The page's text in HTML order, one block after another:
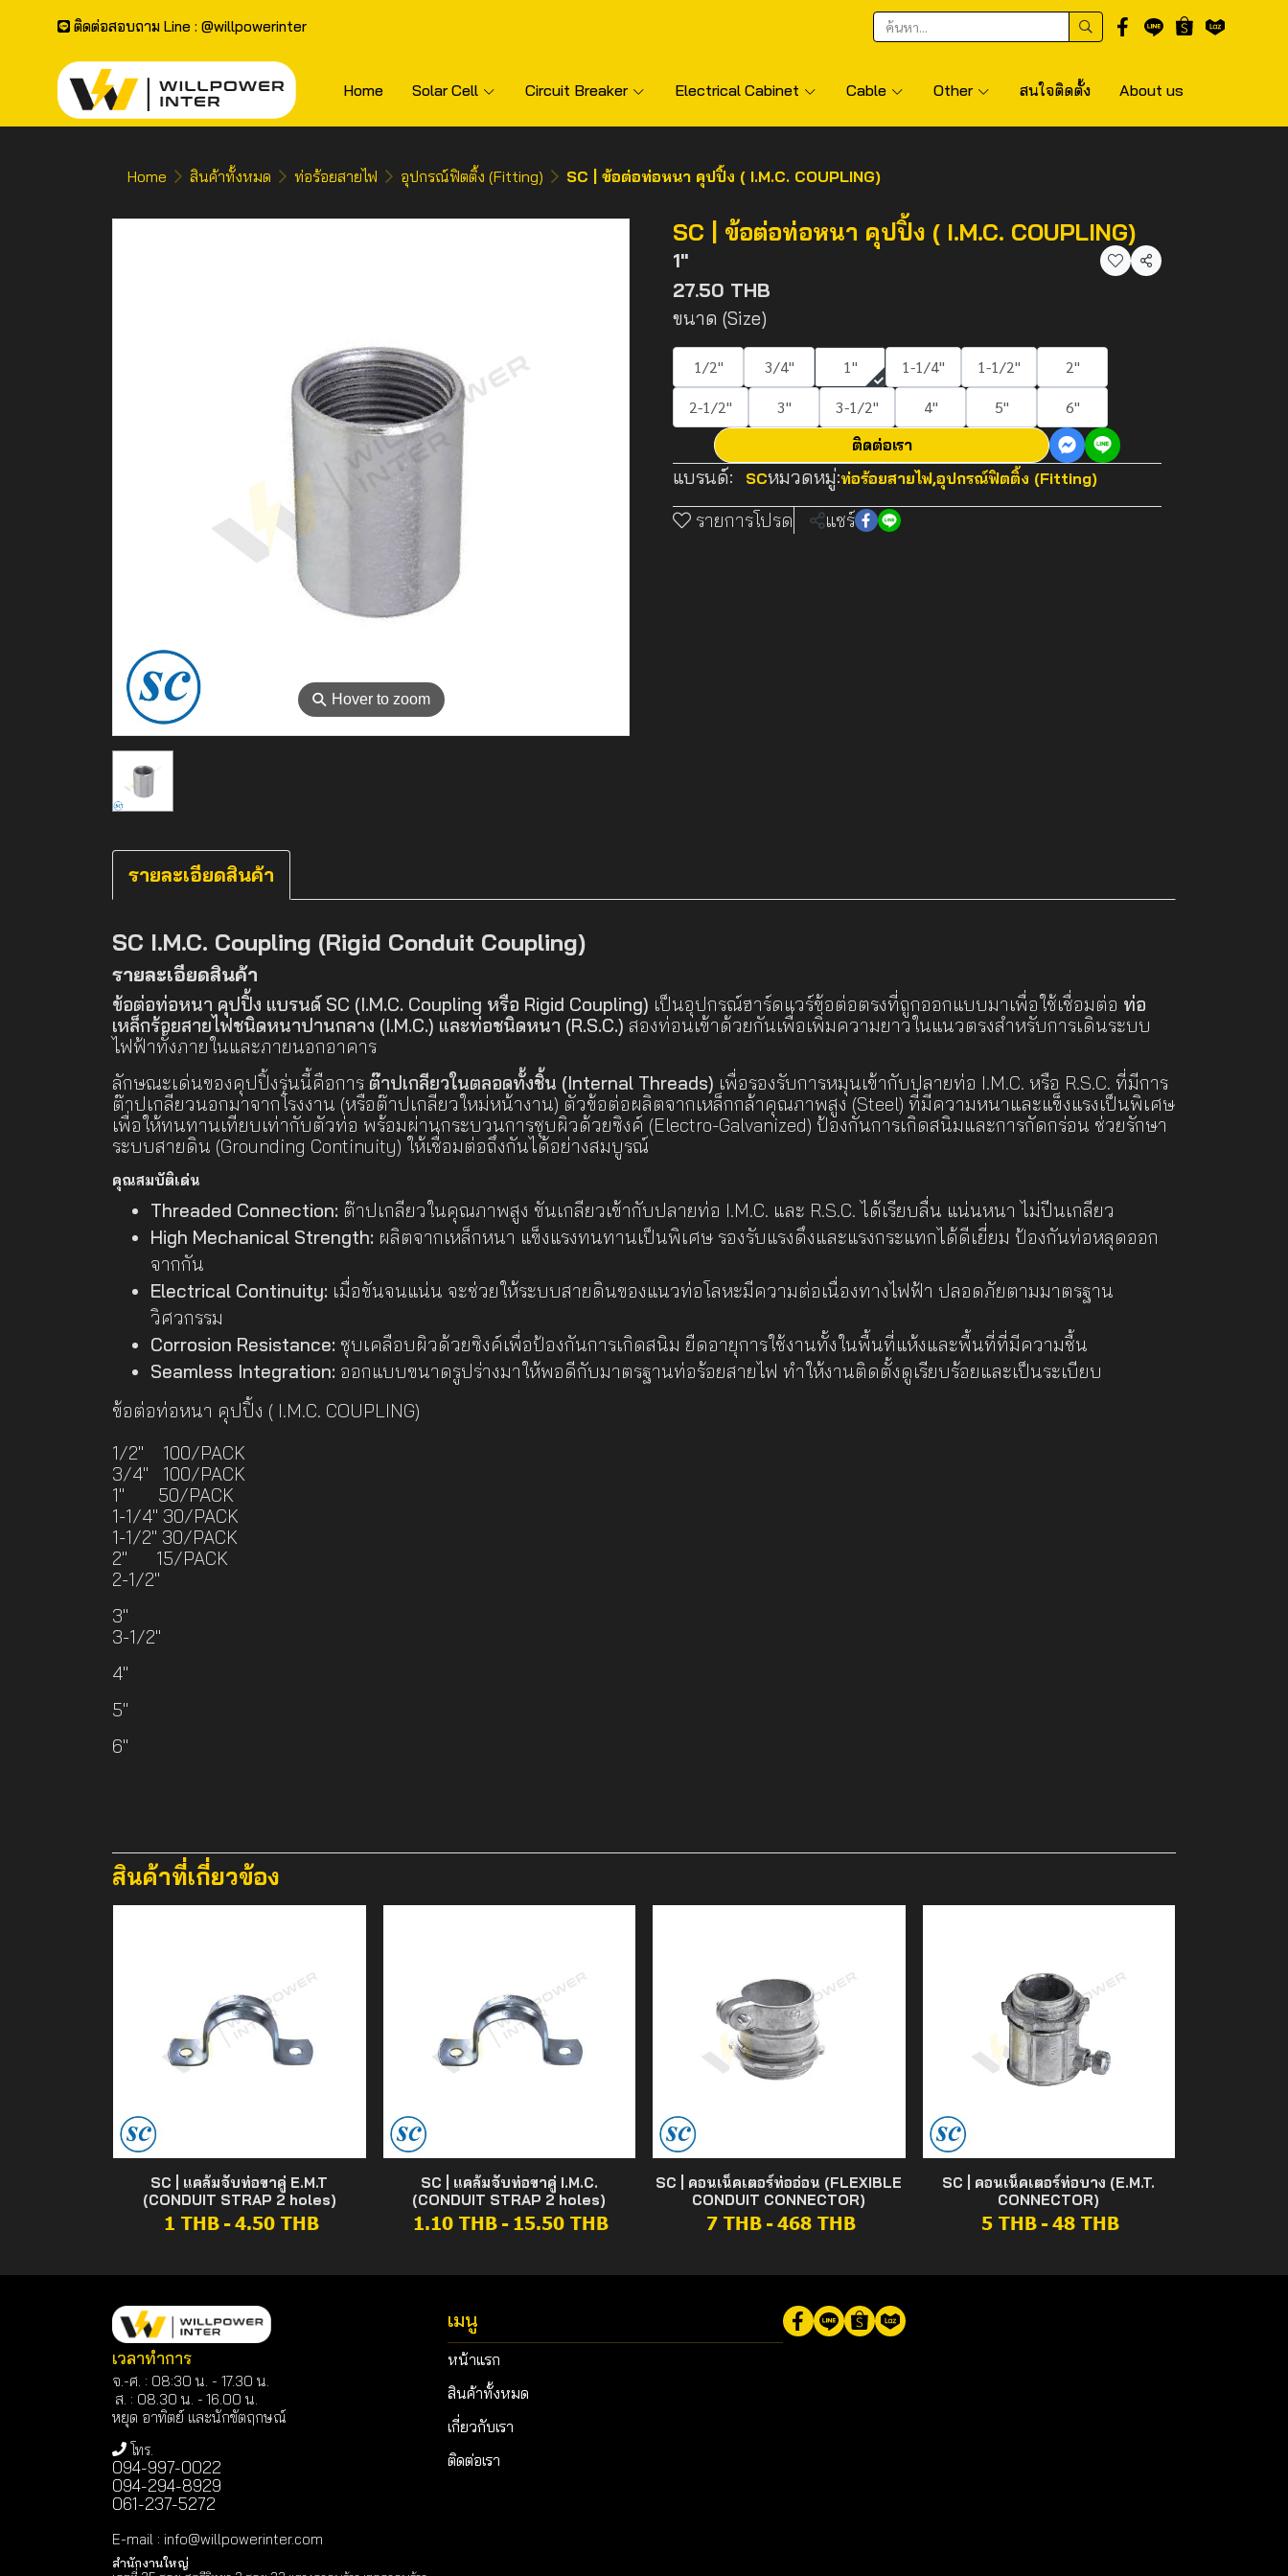
ติดต่อสอบถาม Line : @willpowerinter
Home Solar Cell Circuit Breaker Electrical Cabinet Cable Other สนใจติดตั้ง About us
Home สินค้าทั้งหมด ท่อร้อยสายไฟ อุปกรณ์ฟิตติ้ง (Fitting) SC | ข้อต่อท่อหนา คุปปิ้ง ( I.M.C. COUPLING)
⚲ Hover to zoom
SC | ข้อต่อท่อหนา คุปปิ้ง ( I.M.C. COUPLING)
1" แชร์
27.50 THB
ขนาด (Size)
1/2" 3/4" 1" 1-1/4" 1-1/2"
2"
2-1/2"
3" 3-1/2" 4" 5" 6"
ติดต่อเรา
แบรนด์: SCหมวดหมู่:ท่อร้อยสายไฟ,อุปกรณ์ฟิตติ้ง (Fitting)
รายการโปรด แชร์
รายละเอียดสินค้า
SC I.M.C. Coupling (Rigid Conduit Coupling)
รายละเอียดสินค้า
ข้อต่อท่อหนา คุปปิ้ง แบรนด์ SC (I.M.C. Coupling หรือ Rigid Coupling) เป็นอุปกรณ์ฮาร์ดแวร์ข้อต่อตรงที่ถูกออกแบบมาเพื่อใช้เชื่อมต่อ ท่อ
เหล็กร้อยสายไฟชนิดหนาปานกลาง (I.M.C.) และท่อชนิดหนา (R.S.C.) สองท่อนเข้าด้วยกันเพื่อเพิ่มความยาวในแนวตรงสำหรับการเดินระบบ
ไฟฟ้าทั้งภายในและภายนอกอาคาร
ลักษณะเด่นของคุปปิ้งรุ่นนี้คือการ ต๊าปเกลียวในตลอดทั้งชิ้น (Internal Threads) เพื่อรองรับการหมุนเข้ากับปลายท่อ I.M.C. หรือ R.S.C. ที่มีการ
ต๊าปเกลียวนอกมาจากโรงงาน (หรือต๊าปเกลียวใหม่หน้างาน) ตัวข้อต่อผลิตจากเหล็กกล้าคุณภาพสูง (Steel) ที่มีความหนาและแข็งแรงเป็นพิเศษ
เพื่อให้ทนทานเทียบเท่ากับตัวท่อ พร้อมผ่านกระบวนการชุบผิวด้วยซิงค์ (Electro-Galvanized) ป้องกันการเกิดสนิมและการกัดกร่อน ช่วยรักษา
ระบบสายดิน (Grounding Continuity) ให้เชื่อมต่อถึงกันได้อย่างสมบูรณ์
คุณสมบัติเด่น
Threaded Connection: ต๊าปเกลียวในคุณภาพสูง ขันเกลียวเข้ากับปลายท่อ I.M.C. และ R.S.C. ได้เรียบลื่น แน่นหนา ไม่ปีนเกลียว
High Mechanical Strength: ผลิตจากเหล็กหนา แข็งแรงทนทานเป็นพิเศษ รองรับแรงดึงและแรงกระแทกได้ดีเยี่ยม ป้องกันท่อหลุดออก
จากกัน
Electrical Continuity: เมื่อขันจนแน่น จะช่วยให้ระบบสายดินของแนวท่อโลหะมีความต่อเนื่องทางไฟฟ้า ปลอดภัยตามมาตรฐาน
วิศวกรรม
Corrosion Resistance: ชุบเคลือบผิวด้วยซิงค์เพื่อป้องกันการเกิดสนิม ยืดอายุการใช้งานทั้งในพื้นที่แห้งและพื้นที่ที่มีความชื้น
Seamless Integration: ออกแบบขนาดรูปร่างมาให้พอดีกับมาตรฐานท่อร้อยสายไฟ ทำให้งานติดตั้งดูเรียบร้อยและเป็นระเบียบ
ข้อต่อท่อหนา คุปปิ้ง ( I.M.C. COUPLING)
1/2" 100/PACK
3/4" 100/PACK
1" 50/PACK
1-1/4" 30/PACK
1-1/2" 30/PACK
2" 15/PACK
2-1/2"
3"
3-1/2"
4"
5"
6"
สินค้าที่เกี่ยวข้อง
SC | แคล้มจับท่อขาคู่ E.M.T
(CONDUIT STRAP 2 holes)
1 THB -4.50 THB
SC | แคล้มจับท่อขาคู่ I.M.C.
(CONDUIT STRAP 2 holes)
1.10 THB - 15.50 THB
SC | คอนเน็คเตอร์ท่ออ่อน (FLEXIBLE
CONDUIT CONNECTOR)
7 THB -468 THB
SC | คอนเน็คเตอร์ท่อบาง (E.M.T.
CONNECTOR)
5 THB -48 THB
เวลาทำการ
จ.-ศ. : 08:30 น. - 17.30 น.
ส. : 08.30 น. - 16.00 น.
หยุด อาทิตย์ และนักขัตฤกษณ์
โทร.
094-997-0022
094-294-8929
061-237-5272
E-mail : info@willpowerinter.com
สำนักงานใหญ่
เมนู
หน้าแรก
สินค้าทั้งหมด
เกี่ยวกับเรา
ติดต่อเรา